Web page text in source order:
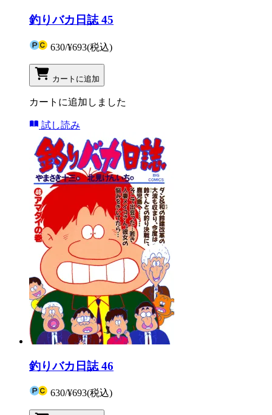
釣りバカ日誌 45
630/¥693(税込)
カートに追加
カートに追加しました
試し読み
釣りバカ日誌 46
630/¥693(税込)